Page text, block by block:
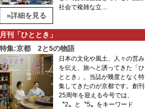
»詳細を見る
社会で複雑な立…
月刊「ひととき」
特集:京都 2と5の物語
日本の文化や風土、人々の営み
を伝え、旅へと誘ってきた「ひ
ととき」。当誌が幾度となく特
集してきたのが京都です。創刊
25周年を迎える今号では、
〝2〟と〝5〟をキーワード